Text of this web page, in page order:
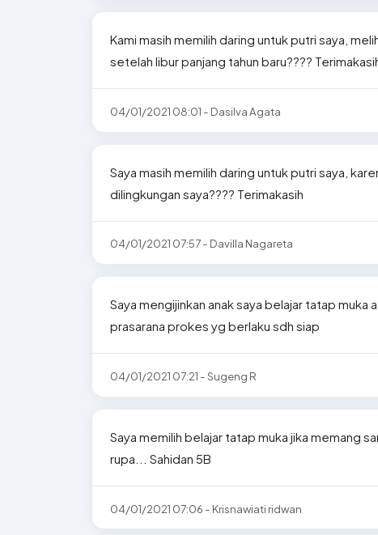
Kami masih memilih daring untuk putri saya,
setelah libur panjang tahun baru????
04/01/2021 08:01 - Dasilva Agata
Saya masih memilih daring untuk putri saya,
dilingkungan saya???? Terimakasih
04/01/2021 07:57 - Davilla Nagareta
Saya mengijinkan anak saya belajar tatap
prasarana prokes yg berlaku sdh siap
04/01/2021 07:21 - Sugeng R
Saya memilih belajar tatap muka jika memang
rupa... Sahidan 5B
04/01/2021 07:06 - Krisnawiati ridwan